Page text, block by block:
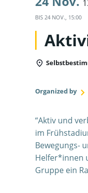
BIS 24 NOV., 15:00
Organized by
“Aktiv und
im
Bewegungs-
Helfer*innen
Gruppe ein